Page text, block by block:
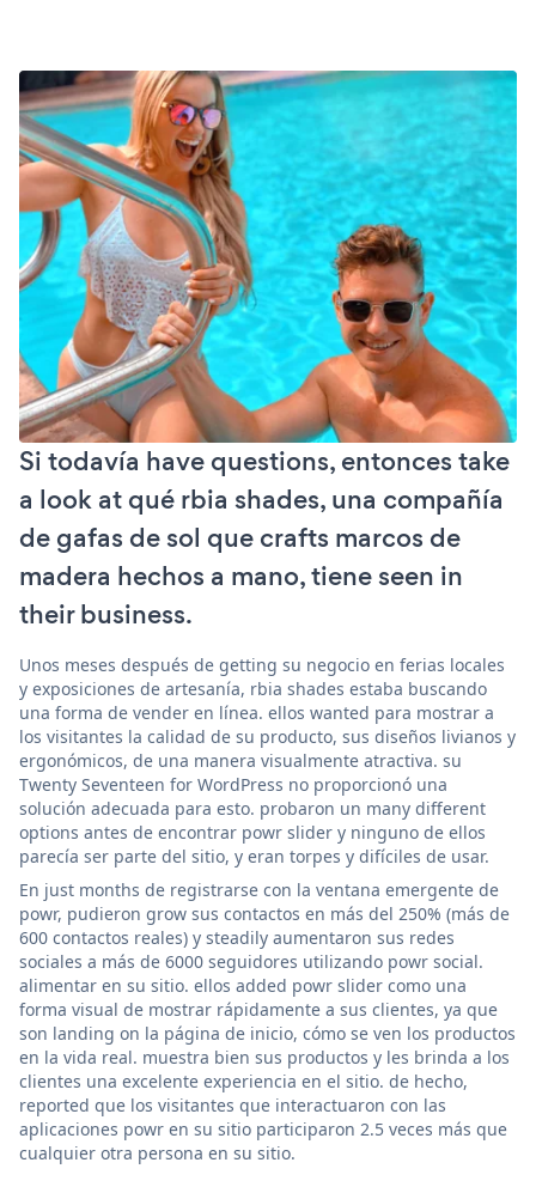
Si todavía have questions, entonces take
a look at qué rbia shades, una compañía
de gafas de sol que crafts marcos de
madera hechos a mano, tiene seen in
their business.
Unos meses después de getting su negocio en ferias locales
y exposiciones de artesanía, rbia shades estaba buscando
una forma de vender en línea. ellos wanted para mostrar a
los visitantes la calidad de su producto, sus diseños livianos y
ergonómicos, de una manera visualmente atractiva. su
Twenty Seventeen for WordPress no proporcionó una
solución adecuada para esto. probaron un many different
options antes de encontrar powr slider y ninguno de ellos
parecía ser parte del sitio, y eran torpes y difíciles de usar.
En just months de registrarse con la ventana emergente de
powr, pudieron grow sus contactos en más del 250% (más de
600 contactos reales) y steadily aumentaron sus redes
sociales a más de 6000 seguidores utilizando powr social.
alimentar en su sitio. ellos added powr slider como una
forma visual de mostrar rápidamente a sus clientes, ya que
son landing on la página de inicio, cómo se ven los productos
en la vida real. muestra bien sus productos y les brinda a los
clientes una excelente experiencia en el sitio. de hecho,
reported que los visitantes que interactuaron con las
aplicaciones powr en su sitio participaron 2.5 veces más que
cualquier otra persona en su sitio.